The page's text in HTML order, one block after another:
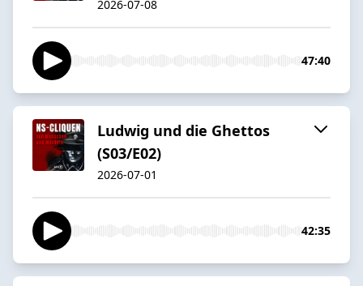
2026-07-08
47:40
Ludwig und die Ghettos
(S03/E02)
2026-07-01
42:35